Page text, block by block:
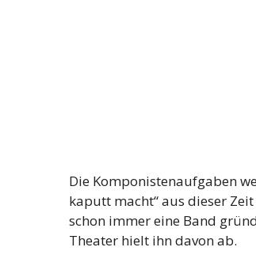
Die Komponistenaufgaben
kaputt macht“ aus dieser
schon immer eine Band
Theater hielt ihn davon ab.